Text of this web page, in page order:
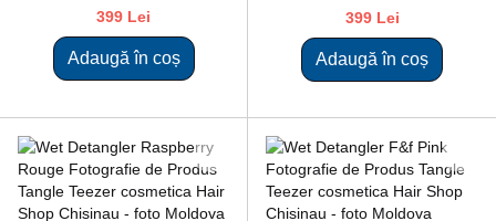
399 Lei
Adaugă în coș
399 Lei
Adaugă în coș